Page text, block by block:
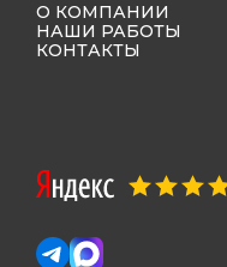
О КОМПАНИИ
НАШИ РАБОТЫ
КОНТАКТЫ